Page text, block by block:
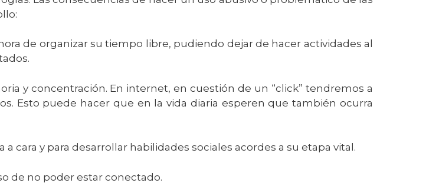
de organizar su tiempo libre, pudiendo dejar de hacer actividades al
y concentración. En internet, en cuestión de un “click” tendremos a
Esto puede hacer que en la vida diaria esperen que también ocurra
cara y para desarrollar habilidades sociales acordes a su etapa vital.
de no poder estar conectado.